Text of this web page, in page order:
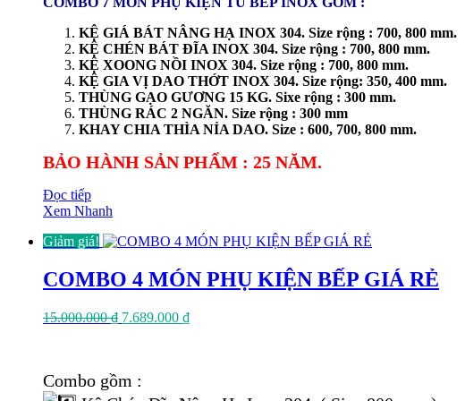
KỆ GIÁ BÁT NÂNG HẠ INOX 304. Size rộng : 700, 800 mm.
KỆ CHÉN BÁT ĐĨA INOX 304. Size rộng : 700, 800 mm.
KỆ XOONG NỒI INOX 304. Size rộng : 700, 800 mm.
KỆ GIA VỊ DAO THỚT INOX 304. Size rộng: 350, 400 mm.
THÙNG GẠO GƯƠNG 15 KG. Sixe rộng : 300 mm.
THÙNG RÁC 2 NGĂN. Size rộng : 300 mm
KHAY CHIA THÌA NỈA DAO. Size : 600, 700, 800 mm.
BẢO HÀNH SẢN PHẨM : 25 NĂM.
Đọc tiếp
Xem Nhanh
Giảm giá!
COMBO 4 MÓN PHỤ KIỆN BẾP GIÁ RẺ
15.000.000₫ Giá
7.689.000 ₫Giá
Combo gồm :